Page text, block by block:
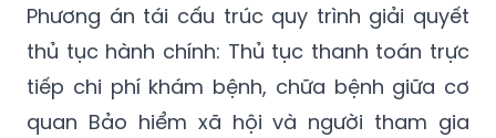
Phương án tái cấu trúc quy trình giải quyết
thủ tục hành chính: Thủ tục thanh toán trực
tiếp chi phí khám bệnh, chữa bệnh giữa cơ
quan Bảo hiểm xã hội và người tham gia